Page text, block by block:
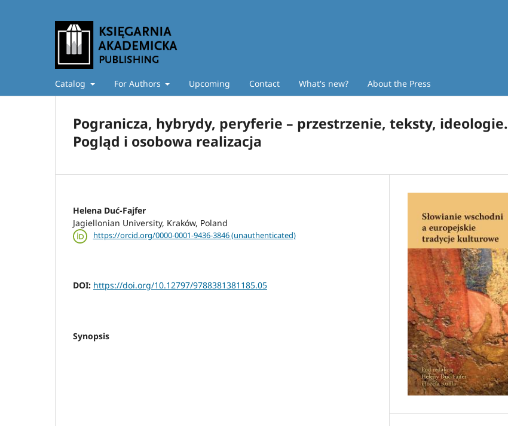
Catalog For Authors Upcoming Contact What's new? About the Press
Pogranicza, hybrydy, peryferie – przestrzenie, teksty, ideologie.
Pogląd i osobowa realizacja
Helena Duć-Fajfer
Jagiellonian University, Kraków, Poland
https://orcid.org/0000-0001-9436-3846 (unauthenticated)
DOI: https://doi.org/10.12797/9788381381185.05
Synopsis